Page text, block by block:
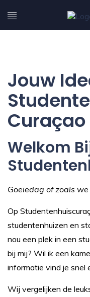
Jouw
Curaçao
Welkom
Goeiedag of zoals
Op
studentenhuizen en
nou een plek in een
bij mij? Wil ik een
informatie vind je snel
Wij vergelijken de